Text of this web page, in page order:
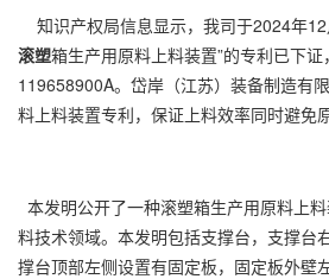
知识产权局信息显示，我司于2024年12
滚塑箱生产用原料上料装置”的专利已下证
119658900A。 岱岸（江苏）装备制造有
料上料装置专利，保证上料效率同时避免
本发明公开了一种滚塑箱生产用原料上
料技术领域。本发明包括支撑台，支撑台
撑台顶部左侧设置有固定板，固定板外壁